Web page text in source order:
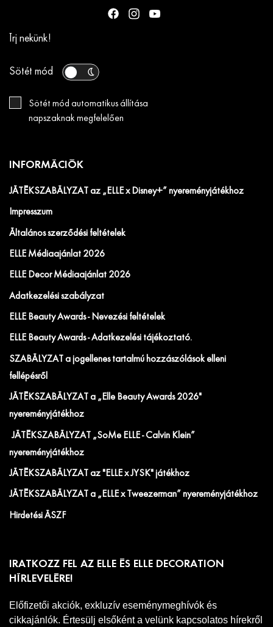
Írj nekünk!
Sötét mód
Sötét mód automatikus állítása
napszaknak megfelelően
INFORMÁCIÓK
JÁTÉKSZABÁLYZAT az „ELLE x Disney+” nyereményjátékhoz
Impresszum
Általános szerződési feltételek
ELLE Médiaajánlat 2026
ELLE Decor Médiaajánlat 2026
Adatkezelési szabályzat
ELLE Beauty Awards - Nevezési feltételek
ELLE Beauty Awards - Adatkezelési tájékoztató.
SZABÁLYZAT a jogellenes tartalmú hozzászólások elleni
fellépésről
JÁTÉKSZABÁLYZAT a „Elle Beauty Awards 2026"
nyereményjátékhoz
JÁTÉKSZABÁLYZAT „SoMe ELLE - Calvin Klein”
nyereményjátékhoz
JÁTÉKSZABÁLYZAT az "ELLE x JYSK" játékhoz
JÁTÉKSZABÁLYZAT a „ELLE x Tweezerman” nyereményjátékhoz
Hirdetési ÁSZF
IRATKOZZ FEL AZ ELLE ÉS ELLE DECORATION
HÍRLEVELÉRE!
Előfizetői akciók, exkluzív eseménymeghívók és
cikkajánlók. Értesülj elsőként a velünk kapcsolatos hírekről